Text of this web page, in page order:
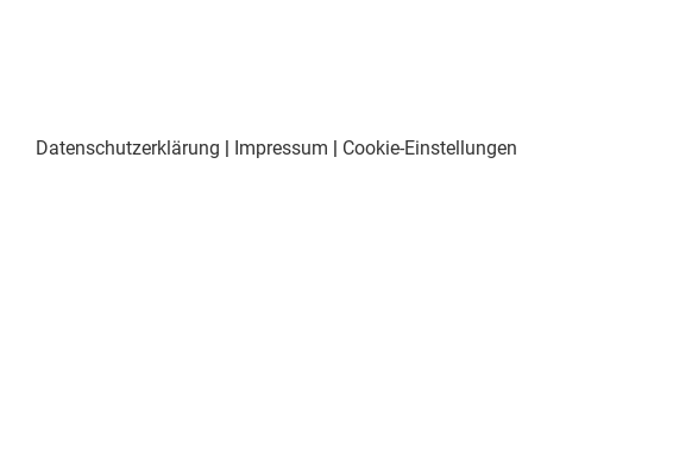
Datenschutzerklärung | Impressum | Cookie-Einstellungen